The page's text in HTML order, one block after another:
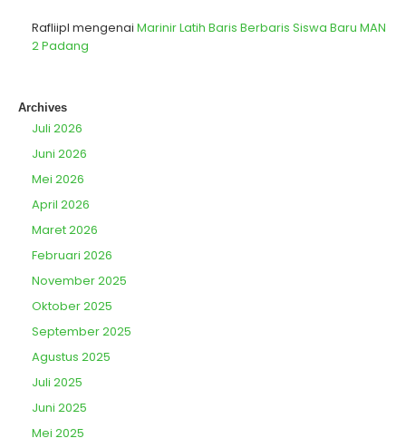
Rafliipl mengenai Marinir Latih Baris Berbaris Siswa Baru MAN
2 Padang
Archives
Juli 2026
Juni 2026
Mei 2026
April 2026
Maret 2026
Februari 2026
November 2025
Oktober 2025
September 2025
Agustus 2025
Juli 2025
Juni 2025
Mei 2025